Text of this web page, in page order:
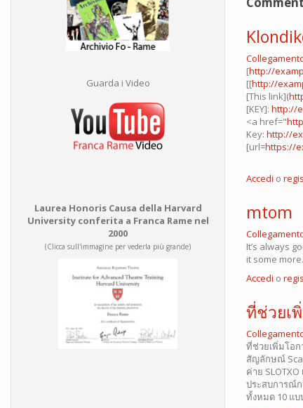
Guarda i Video
Laurea Honoris Causa della Harvard
University conferita a Franca Rame nel
2000
(Clicca sull'immagine per vederla più grande)
[http://
[[http://
[This link](
[KEY]: http://
<a href="
Key: http://
[url=https://
Accedi o
mtom
It’s always
it some
Accedi o
ที่ช่วยเ
ที่ช่วยเพิ่มโอ
สัญลักษณ์
ค่าย
ประสบการณ์
ทั้งหมด 10 แบ